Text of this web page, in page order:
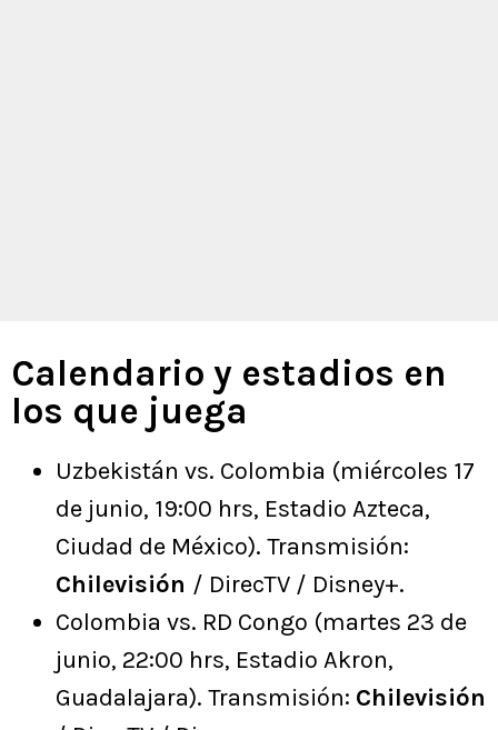
Calendario y estadios en
los que juega
Uzbekistán vs. Colombia (miércoles 17
de junio, 19:00 hrs, Estadio Azteca,
Ciudad de México). Transmisión:
Chilevisión / DirecTV / Disney+.
Colombia vs. RD Congo (martes 23 de
junio, 22:00 hrs, Estadio Akron,
Guadalajara). Transmisión: Chilevisión